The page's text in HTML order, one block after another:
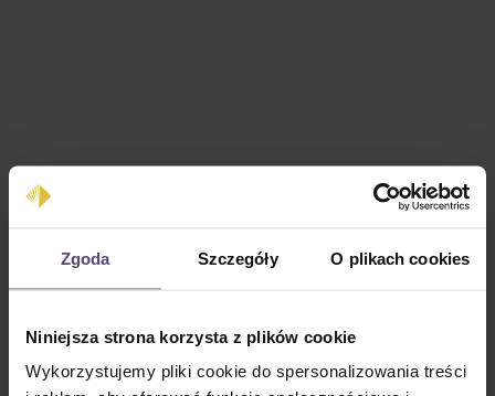
Zgoda Szczegóły O plikach cookies
Niniejsza strona korzysta z plików cookie
Wykorzystujemy pliki cookie do spersonalizowania treści
Ceny z VAT plus koszty wysyłki
Do koszyka